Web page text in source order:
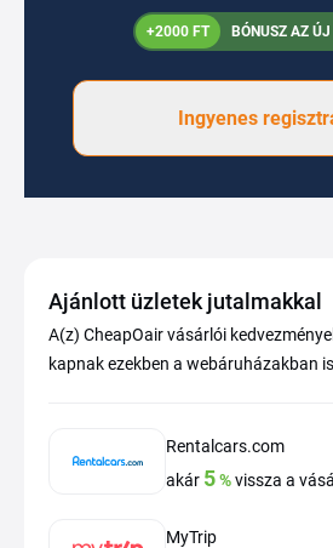
+2000 FT BÓNUSZ AZ
Ingyenes
Ajánlott üzletek jutalmakkal
A(z) CheapOair vásárlói
kapnak ezekben a webáruházakban is
Rentalcars.com
akár 5%vissza a
MyTrip